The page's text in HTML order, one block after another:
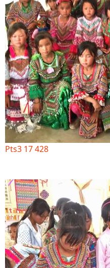
Pts3 17 428